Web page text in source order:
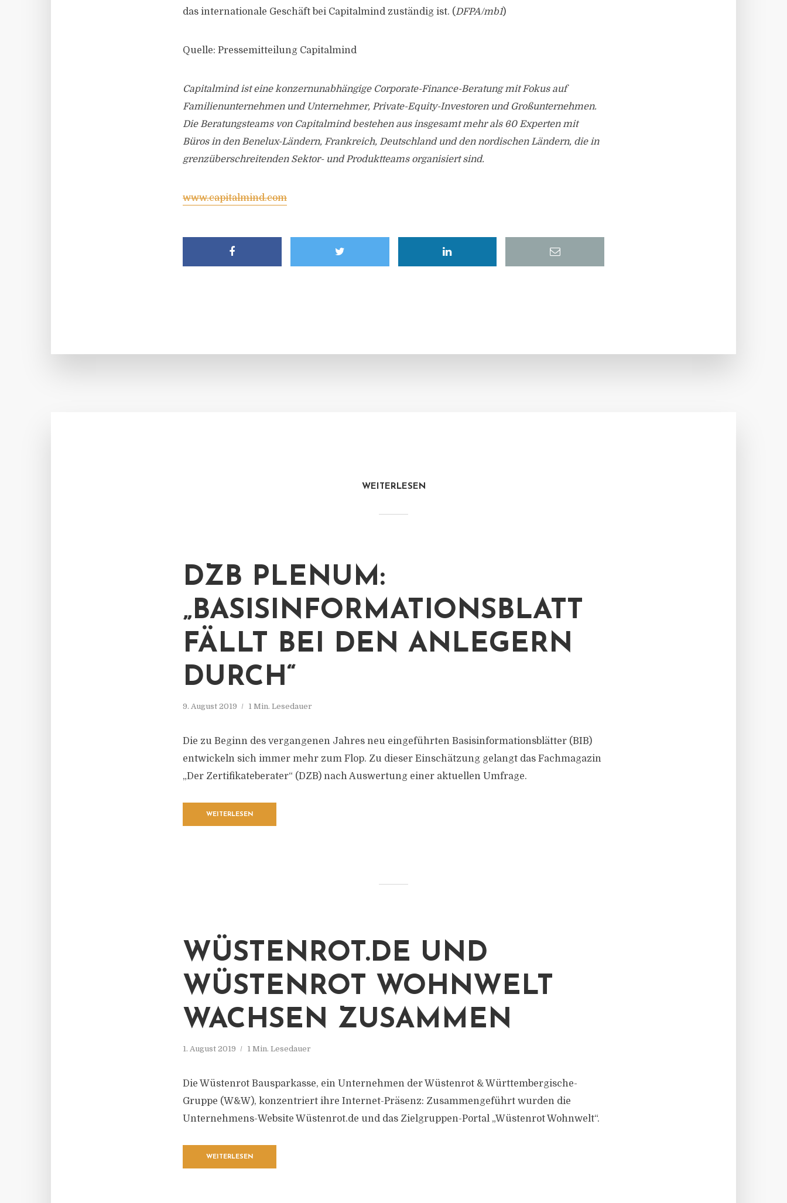
das internationale Geschäft bei Capitalmind zuständig ist. (DFPA/mb1)
Quelle: Pressemitteilung Capitalmind
Capitalmind ist eine konzernunabhängige Corporate-Finance-Beratung mit Fokus auf
Familienunternehmen und Unternehmer, Private-Equity-Investoren und Großunternehmen.
Die Beratungsteams von Capitalmind bestehen aus insgesamt mehr als 60 Experten mit
Büros in den Benelux-Ländern, Frankreich, Deutschland und den nordischen Ländern, die in
grenzüberschreitenden Sektor- und Produktteams organisiert sind.
www.capitalmind.com
WEITERLESEN
DZB PLENUM:
„BASISINFORMATIONSBLATT
FÄLLT BEI DEN ANLEGERN
DURCH“
9. August 2019 1 Min. Lesedauer
Die zu Beginn des vergangenen Jahres neu eingeführten Basisinformationsblätter (BIB)
entwickeln sich immer mehr zum Flop. Zu dieser Einschätzung gelangt das Fachmagazin
„Der Zertifikateberater“ (DZB) nach Auswertung einer aktuellen Umfrage.
WEITERLESEN
WÜSTENROT.DE UND
WÜSTENROT WOHNWELT
WACHSEN ZUSAMMEN
1. August 2019 1 Min. Lesedauer
Die Wüstenrot Bausparkasse, ein Unternehmen der Wüstenrot & Württembergische-
Gruppe (W&W), konzentriert ihre Internet-Präsenz: Zusammengeführt wurden die
Unternehmens-Website Wüstenrot.de und das Zielgruppen-Portal „Wüstenrot Wohnwelt“.
WEITERLESEN